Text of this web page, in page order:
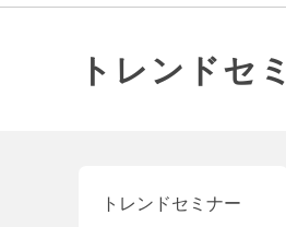
トレンドセ
トレンドセミナー